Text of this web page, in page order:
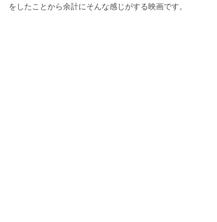
をしたことから余計にそんな感じがする映画です。